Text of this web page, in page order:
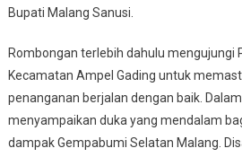
Bupati Malang Sanusi.
Rombongan terlebih dahulu mengujungi
Kecamatan Ampel Gading untuk
penanganan berjalan dengan baik.
menyampaikan duka yang mendalam
dampak Gempabumi Selatan Malang.